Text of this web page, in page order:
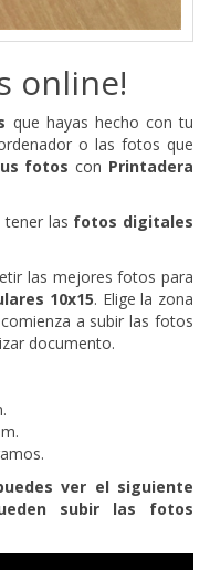
online!
que hayas hecho con tu
o las fotos que
fotos con Printadera
tener las fotos digitales
las mejores fotos para
10x15. Elige la zona
a subir las fotos
documento.
ver el siguiente
subir las fotos